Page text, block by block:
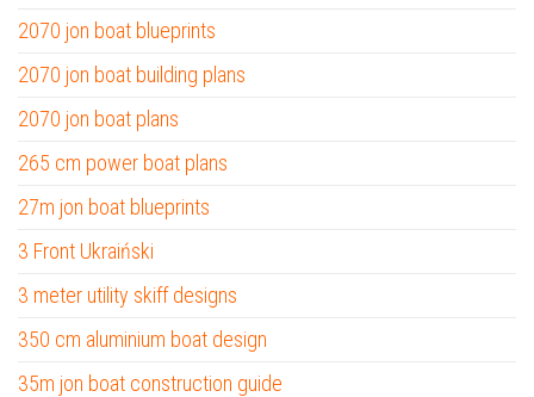
2070 jon boat blueprints
2070 jon boat building plans
2070 jon boat plans
265 cm power boat plans
27m jon boat blueprints
3 Front Ukraiński
3 meter utility skiff designs
350 cm aluminium boat design
35m jon boat construction guide